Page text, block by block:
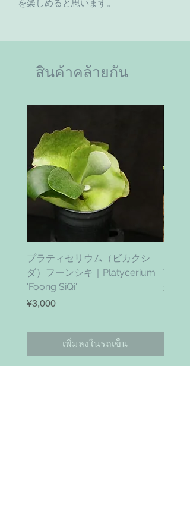
を楽しめると思います。
สินค้าคล้ายกัน
プラティセリウム（ビカクシ
ダ）フーンシキ｜Platycerium
'Foong SiQi'
ราคา
¥3,000
เพิ่มลงในรถเข็น
ราคา
¥4,800